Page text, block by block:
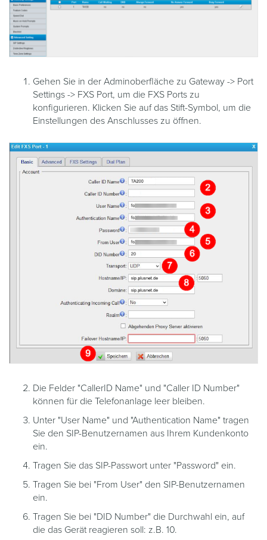
Gehen Sie in der Adminoberfläche zu Gateway -> Port
Settings -> FXS Port, um die FXS Ports zu
konfigurieren. Klicken Sie auf das Stift-Symbol, um die
Einstellungen des Anschlusses zu öffnen.
Die Felder "CallerID Name" und "Caller ID Number"
können für die Telefonanlage leer bleiben.
Unter "User Name" und "Authentication Name" tragen
Sie den SIP-Benutzernamen aus Ihrem Kundenkonto
ein.
Tragen Sie das SIP-Passwort unter "Password" ein.
Tragen Sie bei "From User" den SIP-Benutzernamen
ein.
Tragen Sie bei "DID Number" die Durchwahl ein, auf
die das Gerät reagieren soll: z.B. 10.